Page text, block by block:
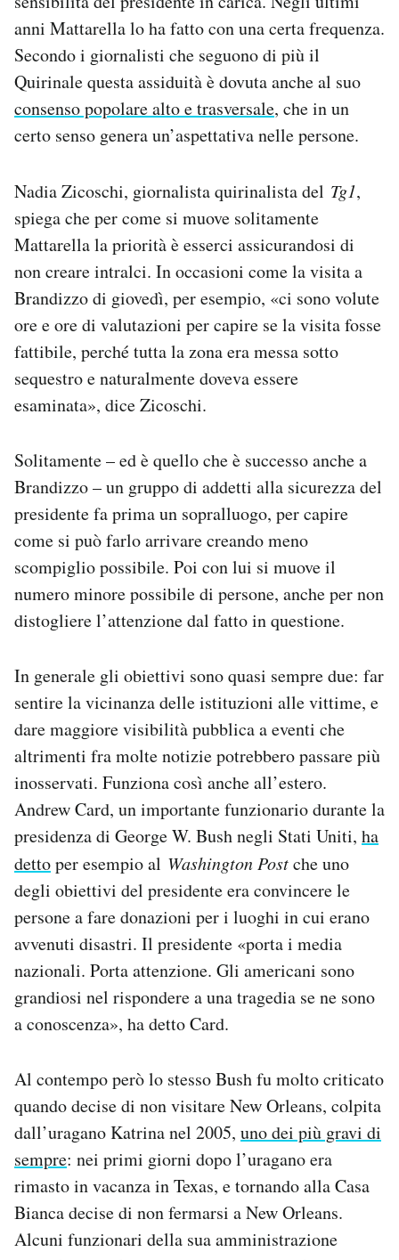
anni Mattarella lo ha fatto con una certa frequenza.
Secondo i giornalisti che seguono di più il
Quirinale questa assiduità è dovuta anche al suo
consenso popolare alto e trasversale, che in un
certo senso genera un’aspettativa nelle persone.
Nadia Zicoschi, giornalista quirinalista del Tg1,
spiega che per come si muove solitamente
Mattarella la priorità è esserci assicurandosi di
non creare intralci. In occasioni come la visita a
Brandizzo di giovedì, per esempio, «ci sono volute
ore e ore di valutazioni per capire se la visita fosse
fattibile, perché tutta la zona era messa sotto
sequestro e naturalmente doveva essere
esaminata», dice Zicoschi.
Solitamente – ed è quello che è successo anche a
Brandizzo – un gruppo di addetti alla sicurezza del
presidente fa prima un sopralluogo, per capire
come si può farlo arrivare creando meno
scompiglio possibile. Poi con lui si muove il
numero minore possibile di persone, anche per non
distogliere l’attenzione dal fatto in questione.
In generale gli obiettivi sono quasi sempre due: far
sentire la vicinanza delle istituzioni alle vittime, e
dare maggiore visibilità pubblica a eventi che
altrimenti fra molte notizie potrebbero passare più
inosservati. Funziona così anche all’estero.
Andrew Card, un importante funzionario durante la
presidenza di George W. Bush negli Stati Uniti, ha
dettoper esempio al Washington Postche uno
degli obiettivi del presidente era convincere le
persone a fare donazioni per i luoghi in cui erano
avvenuti disastri. Il presidente «porta i media
nazionali. Porta attenzione. Gli americani sono
grandiosi nel rispondere a una tragedia se ne sono
a conoscenza», ha detto Card.
Al contempo però lo stesso Bush fu molto criticato
quando decise di non visitare New Orleans, colpita
dall’uragano Katrina nel 2005, uno dei più gravi di
sempre: nei primi giorni dopo l’uragano era
rimasto in vacanza in Texas, e tornando alla Casa
Bianca decise di non fermarsi a New Orleans.
Alcuni funzionari della sua amministrazione